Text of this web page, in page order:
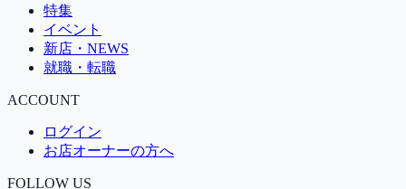
特集
イベント
新店・NEWS
就職・転職
ACCOUNT
ログイン
お店オーナーの方へ
FOLLOW US